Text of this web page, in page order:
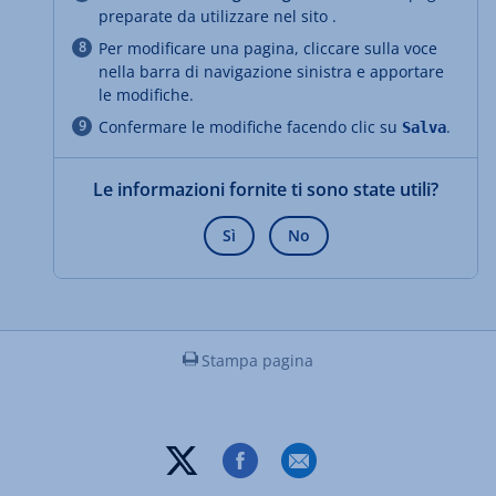
preparate da utilizzare nel sito .
Per modificare una pagina, cliccare sulla voce
nella barra di navigazione sinistra e apportare
le modifiche.
Confermare le modifiche facendo clic su Salva.
Le informazioni fornite ti sono state utili?
Sì No
Stampa pagina